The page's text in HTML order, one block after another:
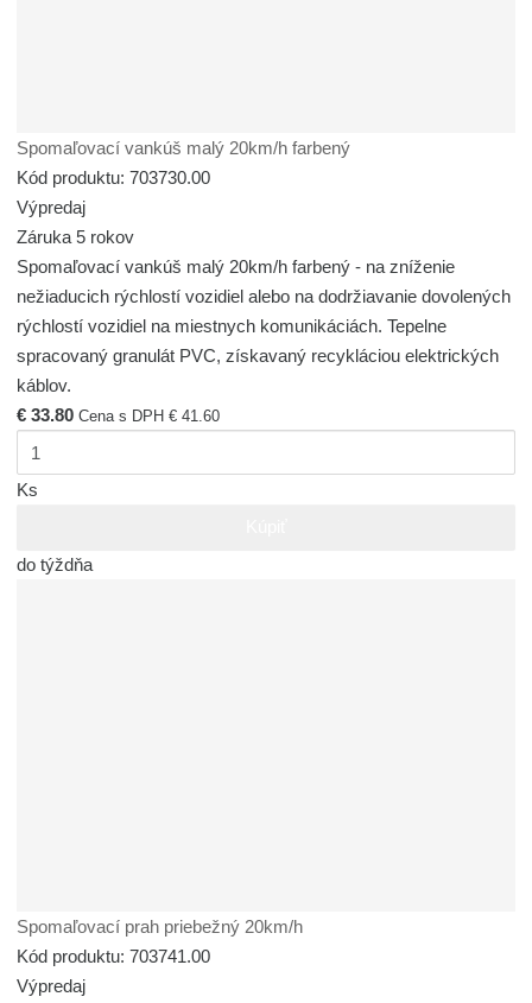
Spomaľovací vankúš malý 20km/h farbený
Kód produktu: 703730.00
Výpredaj
Záruka 5 rokov
Spomaľovací vankúš malý 20km/h farbený - na zníženie
nežiaducich rýchlostí vozidiel alebo na dodržiavanie dovolených
rýchlostí vozidiel na miestnych komunikáciách. Tepelne
spracovaný granulát PVC, získavaný recykláciou elektrických
káblov.
€ 33.80 Cena s DPH € 41.60
Ks
do týždňa
Spomaľovací prah priebežný 20km/h
Kód produktu: 703741.00
Výpredaj